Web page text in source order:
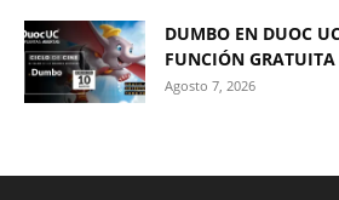
DUMBO EN DUOC
FUNCIÓN GRATUITA
Agosto 7, 2026